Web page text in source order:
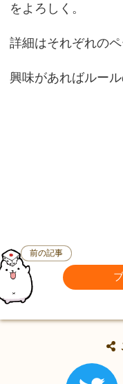
をよろしく。
詳細はそれぞれのペ
興味があればルー
前の記事